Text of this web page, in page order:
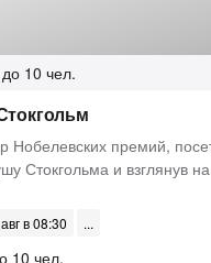
до 10 чел.
Нобелевских премий,
Стокгольма и взглянув
в 08:30
10 чел.